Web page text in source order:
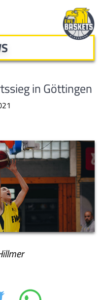
in Göttingen